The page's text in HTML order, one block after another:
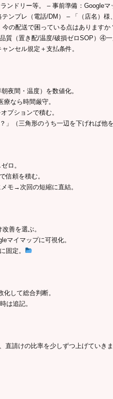
ンドリー等。 – 事前準備：Googleマ
ンプレ（電話/DM） – 「（店名）様
の配送で困っている点はありますか
（置き配/温度/破損ゼロSOP）④一
ンセル規定＋支払条件。
夜間・温度）を数値化。
なら時間厳守。
プションで積む。
（三角形のうち一辺を下げれば他を
ロ。
信頼を積む。
モ→次回の短縮に直結。
善を選ぶ。
マイマップに可視化。
固定。
して総合判断。
は追記。
直請けの比率を少しずつ上げていき